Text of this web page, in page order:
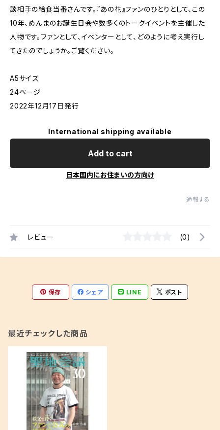
談相手の給食当番さんです。『あの花』ファンのひとりとして、この
10年、めんまのお誕生日会や数多くのトークイベントを主催した
人物です。ファンとして、イベンターとして、どのように考え実行し
てきたのでしょうか。ご覧ください。
A5サイズ
24ページ
2022年12月17日発行
International shipping available
Add to cart
日本国内にお住まいの方向け
通報する
レビュー (0)
保存 シェア LINE ポスト
最近チェックした商品